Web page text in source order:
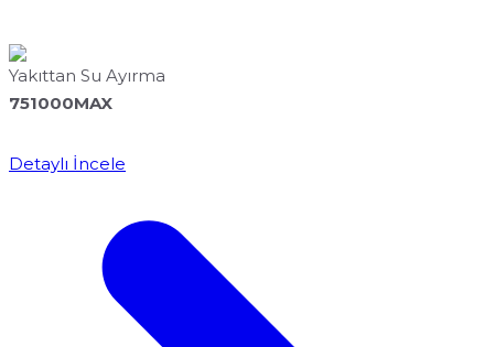
Yakıttan Su Ayırma
751000MAX
Detaylı İncele